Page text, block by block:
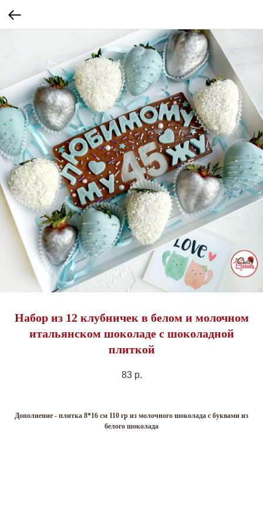
Набор из 12 клубничек в белом и молочном
итальянском шоколаде с шоколадной
плиткой
83 р.
Дополнение - плитка 8*16 см 110 гр из молочного шоколада с буквами из
белого шоколада